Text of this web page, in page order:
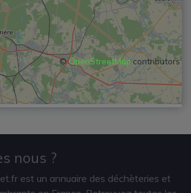
©OpenStreetMap contributors
nous ?
est un annuaire des déchèteries et